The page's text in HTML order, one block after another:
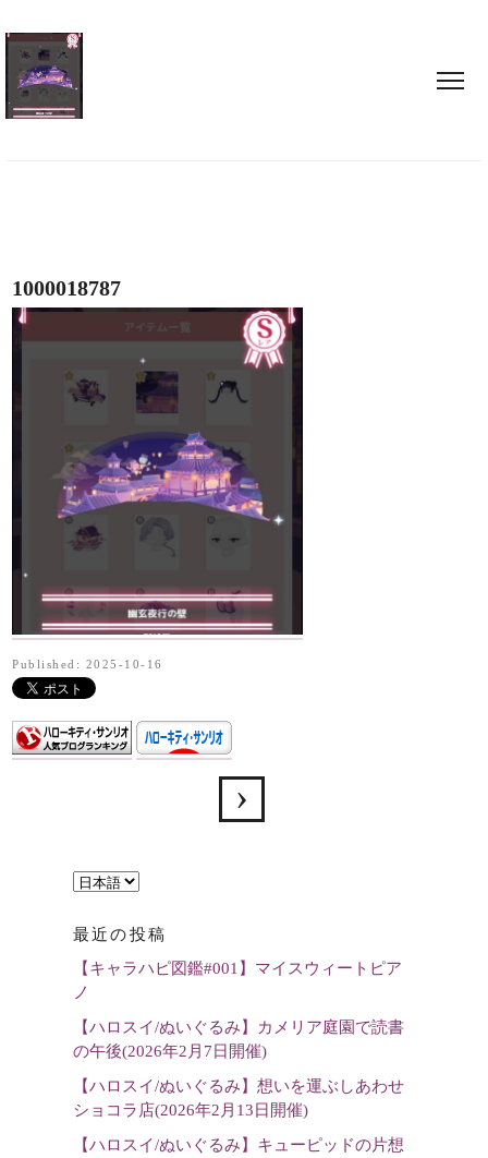
1000018787
Published: 2025-10-16
言
を
選
最近の投稿
【キャラハピ図鑑#001】マイスウィートピア
ノ
【ハロスイ/ぬいぐるみ】カメリア庭園で読書
の午後(2026年2月7日開催)
【ハロスイ/ぬいぐるみ】想いを運ぶしあわせ
ショコラ店(2026年2月13日開催)
【ハロスイ/ぬいぐるみ】キューピッドの片想